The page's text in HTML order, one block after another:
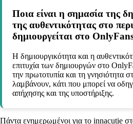
Ποια είναι η σημασία της
της αυθεντικότητας στο
δημιουργείται στο
Η δημιουργικότητα και η
επιτυχία των δημιουργών στο
την πρωτοτυπία και τη γνησιότητα
λαμβάνουν, κάτι που μπορεί να
απήχησης και της υποστήριξης.
Πάντα ενημερωμένοι για το innacutie